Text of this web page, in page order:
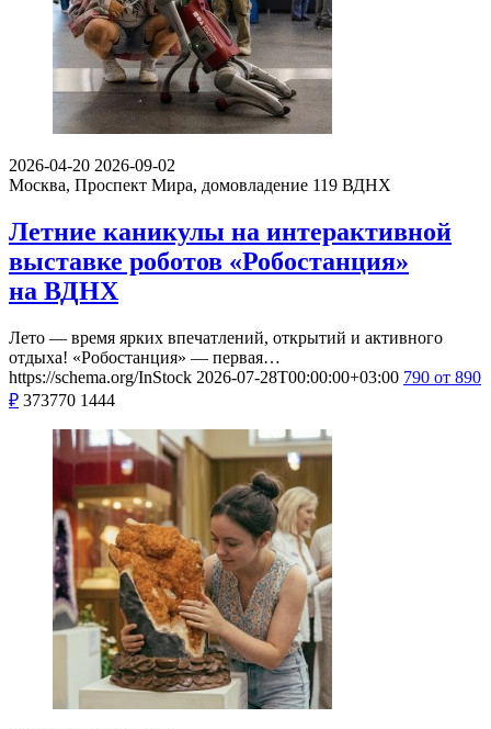
2026-04-20 2026-09-02
Москва, Проспект Мира, домовладение 119 ВДНХ
Летние каникулы на интерактивной
выставке роботов «Робостанция»
на ВДНХ
Лето — время ярких впечатлений, открытий и активного
отдыха! «Робостанция» — первая…
https://schema.org/InStock 2026-07-28T00:00:00+03:00 790 от 890
₽ 373770 1444